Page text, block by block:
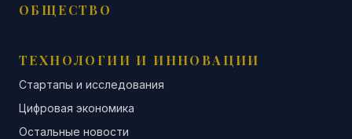
ОБЩЕСТВО
ТЕХНОЛОГИИ И ИННОВАЦИИ
Стартапы и исследования
Цифровая экономика
Остальные новости